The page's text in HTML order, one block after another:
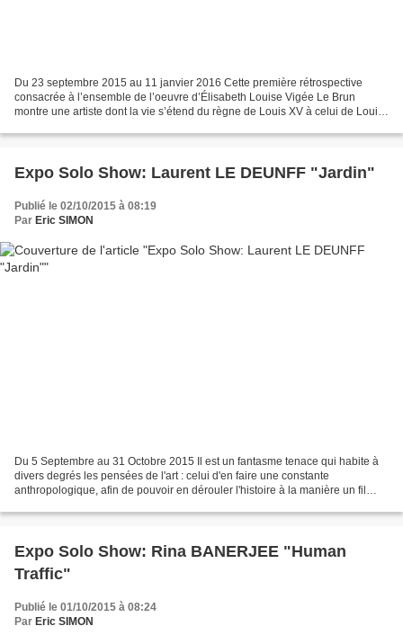
Du 23 septembre 2015 au 11 janvier 2016 Cette première rétrospective
consacrée à l’ensemble de l’oeuvre d’Élisabeth Louise Vigée Le Brun
montre une artiste dont la vie s’étend du règne de Louis XV à celui de Louis-
Expo Solo Show: Laurent LE DEUNFF "Jardin"
Publié le 02/10/2015 à 08:19
Par Eric SIMON
Du 5 Septembre au 31 Octobre 2015 Il est un fantasme tenace qui habite à
divers degrés les pensées de l'art : celui d'en faire une constante
anthropologique, afin de pouvoir en dérouler l'histoire à la manière un fil
Expo Solo Show: Rina BANERJEE "Human
Traffic"
Publié le 01/10/2015 à 08:24
Par Eric SIMON